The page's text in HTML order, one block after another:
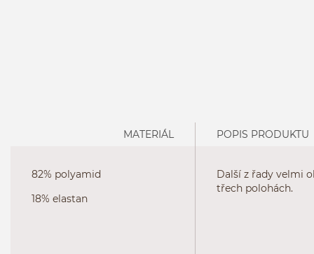
MATERIÁL
82% polyamid
18% elastan
POPIS PRODUKTU
Další z řady velmi
třech polohách.